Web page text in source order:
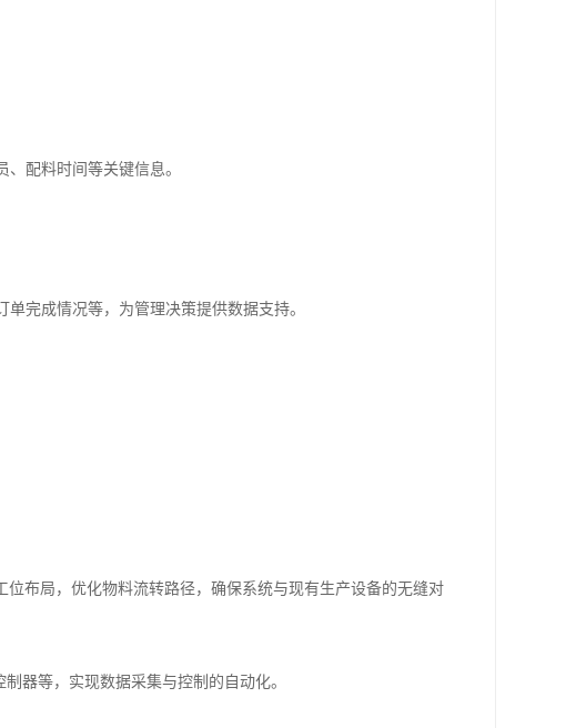
配料时间等关键信息。
完成情况等，为管理决策提供数据支持。
布局，优化物料流转路径，确保系统与现有生产设备的无缝对
器等，实现数据采集与控制的自动化。